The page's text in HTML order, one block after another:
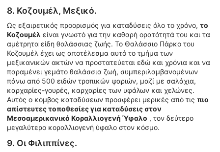
8. Κοζουμέλ, Μεξικό.
Ως εξαιρετικός προορισμός για καταδύσεις όλο το χρόνο, το
Κοζουμέλ είναι γνωστό για την καθαρή ορατότητά του και τα
αμέτρητα είδη θαλάσσιας ζωής. Το Θαλάσσιο Πάρκο του
Κοζουμέλ έχει ως αποτέλεσμα αυτό το τμήμα των
μεξικανικών ακτών να προστατεύεται εδώ και χρόνια και να
παραμένει γεμάτο θαλάσσια ζωή, συμπεριλαμβανομένων
πάνω από 500 ειδών τροπικών ψαριών, μαζί με σαλάχια,
καρχαρίες-γουρές, καρχαρίες των υφάλων και χελώνες.
Αυτός ο κόμβος καταδύσεων προσφέρει μερικές από τις πιο
απίστευτες τοποθεσίες για καταδύσεις στον
Μεσοαμερικανικό Κοραλλιογενή Ύφαλο , τον δεύτερο
μεγαλύτερο κοραλλιογενή ύφαλο στον κόσμο.
9. Οι Φιλιππίνες.